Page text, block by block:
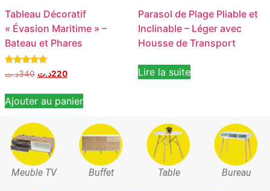
Tableau Décoratif
« Évasion Maritime » –
Bateau et Phares
Note
5.00
340د.ت 220د.ت
Ajouter au panier
Parasol de Plage Pliable et
Inclinable – Léger avec
Housse de Transport
Lire la suite
Meuble TV Buffet Table Bureau